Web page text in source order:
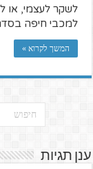
לשקר לעצמי, או
למכבי חיפה
המשך לקרוא »
ענן תגיות